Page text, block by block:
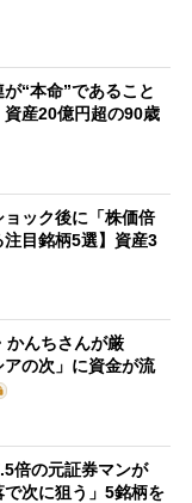
が“本命”であること
産20億円超の90歳
ョック後に「株価倍
目銘柄5選】資産3
かんちさんが厳
の次」に資金が流
倍の元証券マンが
で次に狙う」5銘柄を